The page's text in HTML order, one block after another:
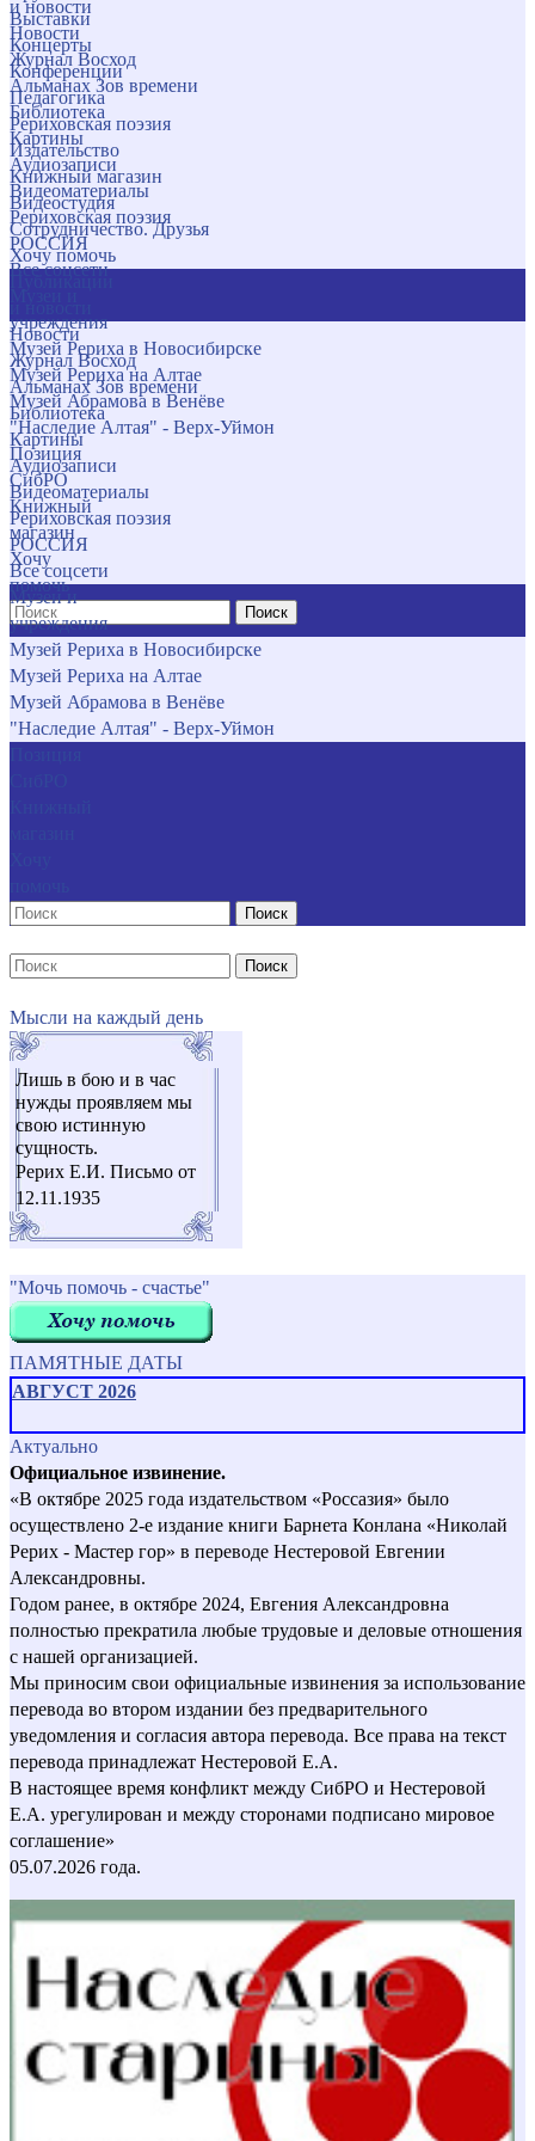
и новости
Новости
Журнал Восход
Альманах Зов времени
Библиотека
Картины
Аудиозаписи
Видеоматериалы
Рериховская поэзия
РОССИЯ
Все соцсети
учреждения
Музей Рериха в Новосибирске
Музей Рериха на Алтае
Музей Абрамова в Венёве
"Наследие Алтая" - Верх-Уймон
Позиция
СибРО
Книжный
магазин
Хочу
помочь
Поиск
Выставки
Концерты
Конференции
Педагогика
Рериховская поэзия
Издательство
Книжный магазин
Видеостудия
Сотрудничество. Друзья
Хочу помочь
Новости
Журнал Восход
Альманах Зов времени
Библиотека
Картины
Аудиозаписи
Видеоматериалы
Рериховская поэзия
РОССИЯ
Все соцсети
Музеи и
учреждения
Музей Рериха в Новосибирске
Музей Рериха на Алтае
Музей Абрамова в Венёве
"Наследие Алтая" - Верх-Уймон
Поиск
Поиск
Мысли на каждый день
Лишь в бою и в час
нужды проявляем мы
свою истинную
сущность.
Рерих Е.И. Письмо от
12.11.1935
"Мочь помочь - счастье"
ПАМЯТНЫЕ ДАТЫ
АВГУСТ 2026
Актуально
Официальное извинение.
«В октябре 2025 года издательством «Россазия» было
осуществлено 2-е издание книги Барнета Конлана «Николай
Рерих - Мастер гор» в переводе Нестеровой Евгении
Александровны.
Годом ранее, в октябре 2024, Евгения Александровна
полностью прекратила любые трудовые и деловые отношения
с нашей организацией.
Мы приносим свои официальные извинения за использование
перевода во втором издании без предварительного
уведомления и согласия автора перевода. Все права на текст
перевода принадлежат Нестеровой Е.А.
В настоящее время конфликт между СибРО и Нестеровой
Е.А. урегулирован и между сторонами подписано мировое
соглашение»
05.07.2026 года.